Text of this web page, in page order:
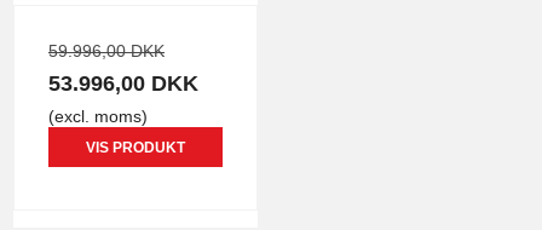
59.996,00 DKK
53.996,00 DKK
(excl. moms)
VIS PRODUKT